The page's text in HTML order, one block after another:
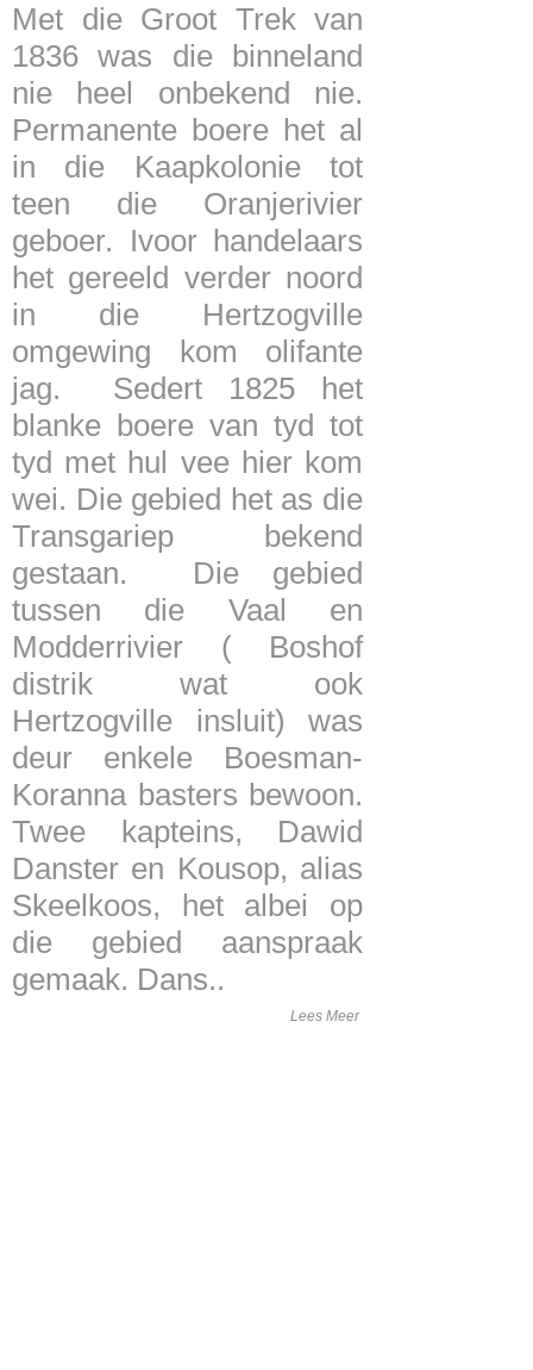
Met die Groot Trek van
1836 was die binneland
nie heel onbekend nie.
Permanente boere het al
in die Kaapkolonie tot
teen die Oranjerivier
geboer. Ivoor handelaars
het gereeld verder noord
in die Hertzogville
omgewing kom olifante
jag. Sedert 1825 het
blanke boere van tyd tot
tyd met hul vee hier kom
wei. Die gebied het as die
Transgariep bekend
gestaan. Die gebied
tussen die Vaal en
Modderrivier ( Boshof
distrik wat ook
Hertzogville insluit) was
deur enkele Boesman-
Koranna basters bewoon.
Twee kapteins, Dawid
Danster en Kousop, alias
Skeelkoos, het albei op
die gebied aanspraak
gemaak. Dans..
Lees Meer